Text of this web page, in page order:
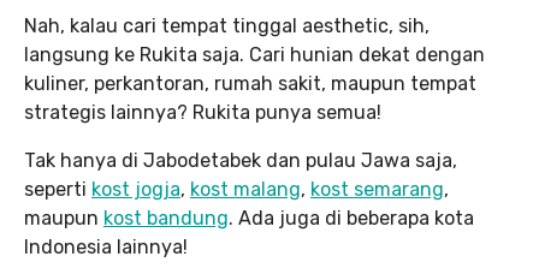
Nah, kalau cari tempat tinggal aesthetic, sih,
langsung ke Rukita saja. Cari hunian dekat dengan
kuliner, perkantoran, rumah sakit, maupun tempat
strategis lainnya? Rukita punya semua!
Tak hanya di Jabodetabek dan pulau Jawa saja,
seperti kost jogja, kost malang, kost semarang,
maupun kost bandung. Ada juga di beberapa kota
Indonesia lainnya!